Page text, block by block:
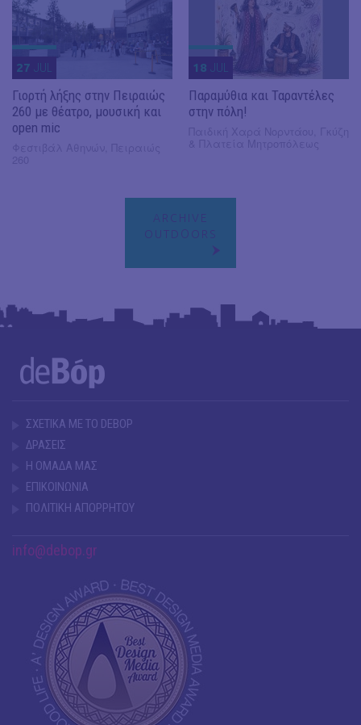
27 JUL
Γιορτή λήξης στην Πειραιώς
260 με θέατρο, μουσική και
open mic
18 JUL
Παραμύθια και Ταραντέλες
στην πόλη!
ARCHIVE
OUTDΟORS
ΣΧΕΤΙΚΑ ΜΕ ΤΟ DEBOP
ΔΡΑΣΕΙΣ
Η ΟΜΑΔΑ ΜΑΣ
ΕΠΙΚΟΙΝΩΝΙΑ
ΠΟΛΙΤΙΚΗ ΑΠΟΡΡΗΤΟΥ
info@debop.gr